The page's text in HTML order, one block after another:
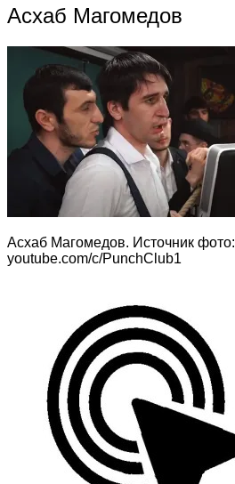
Асхаб Магомедов
Асхаб Магомедов. Источник фото:
youtube.com/c/PunchClub1